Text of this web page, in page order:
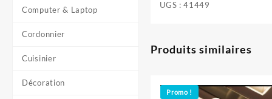
Computer & Laptop
Cordonnier
Cuisinier
Décoration
UGS :41449
Produits similaires
Promo !